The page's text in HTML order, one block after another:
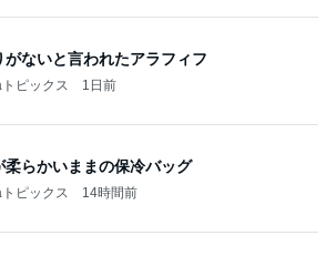
がないと言われたアラフィフ
ピックス 1日前
柔らかいままの保冷バッグ
ピックス 14時間前